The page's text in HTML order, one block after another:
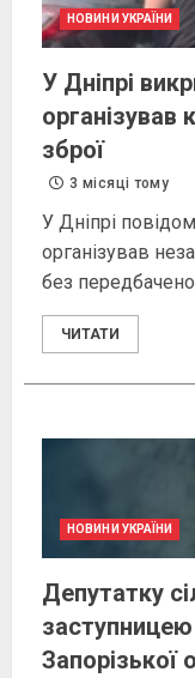
НОВИНИ УКРАЇНИ
У Дніпрі
організував
зброї
3 місяці тому
У Дніпрі
організував
без
ЧИТАТИ
НОВИНИ УКРАЇНИ
Депутатку
Запорізької